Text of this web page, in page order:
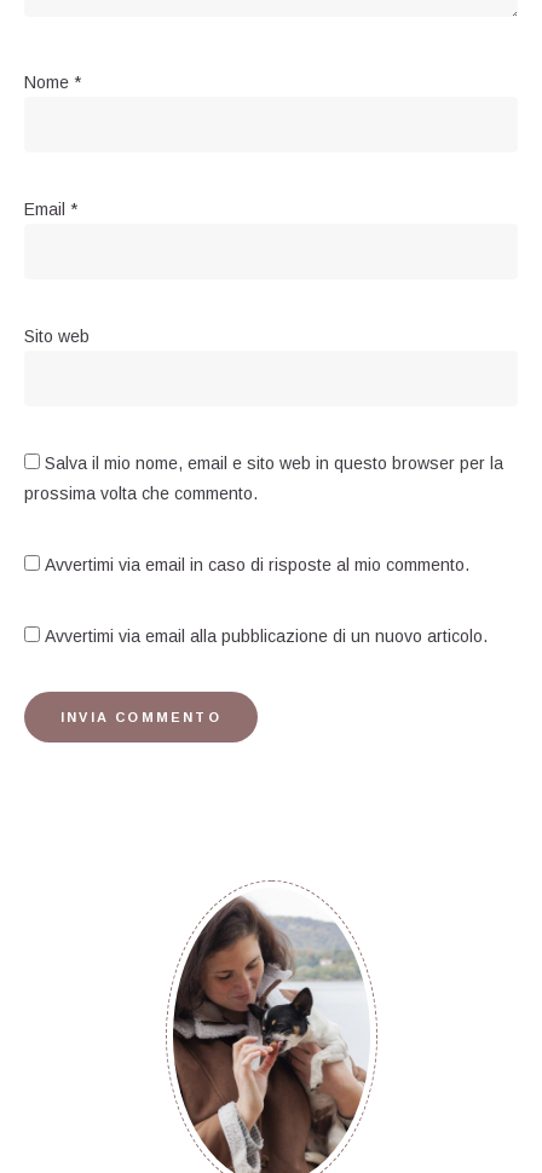
Nome *
Email *
Sito web
Salva il mio nome, email e sito web in questo browser per la
prossima volta che commento.
Avvertimi via email in caso di risposte al mio commento.
Avvertimi via email alla pubblicazione di un nuovo articolo.